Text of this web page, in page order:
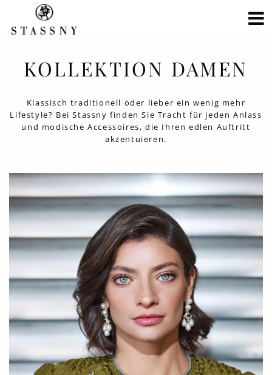
KOLLEKTION DAMEN
Klassisch traditionell oder lieber ein wenig mehr
Lifestyle? Bei Stassny finden Sie Tracht für jeden Anlass
und modische Accessoires, die Ihren edlen Auftritt
akzentuieren.